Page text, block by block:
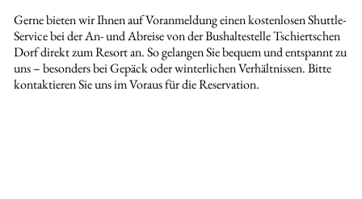
Gerne bieten wir Ihnen auf Voranmeldung einen kostenlosen Shuttle-
Service bei der An- und Abreise von der Bushaltestelle Tschiertschen
Dorf direkt zum Resort an. So gelangen Sie bequem und entspannt zu
uns – besonders bei Gepäck oder winterlichen Verhältnissen. Bitte
kontaktieren Sie uns im Voraus für die Reservation.